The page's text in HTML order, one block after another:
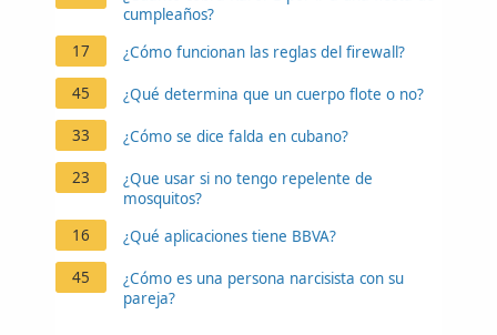
cumpleaños?
17
¿Cómo funcionan las reglas del firewall?
45 ¿Qué determina que un cuerpo flote o no?
33 ¿Cómo se dice falda en cubano?
23
¿Que usar si no tengo repelente de
mosquitos?
16
¿Qué aplicaciones tiene BBVA?
45
¿Cómo es una persona narcisista con su
pareja?